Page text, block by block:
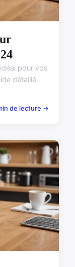
pour vos
détaillé.
de lecture →